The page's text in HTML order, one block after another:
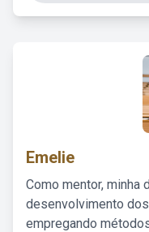
Emelie
Como mentor, minha
desenvolvimento
empregando